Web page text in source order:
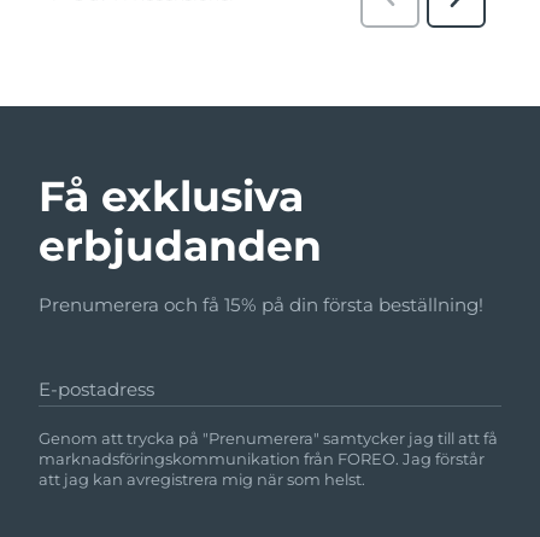
Få exklusiva
erbjudanden
Prenumerera och få 15% på din första beställning!
E-postadress
Genom att trycka på "Prenumerera" samtycker jag till att få
marknadsföringskommunikation från FOREO. Jag förstår
att jag kan avregistrera mig när som helst.